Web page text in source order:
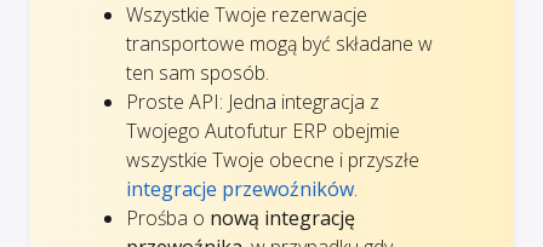
Wszystkie Twoje rezerwacje
transportowe mogą być składane w
ten sam sposób.
Proste API: Jedna integracja z
Twojego Autofutur ERP obejmie
wszystkie Twoje obecne i przyszłe
integracje przewoźników.
Prośba o nową integrację